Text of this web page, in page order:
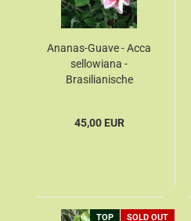
Ananas-Guave - Acca
sellowiana -
Brasilianische
45,00 EUR
TOP SOLD OUT